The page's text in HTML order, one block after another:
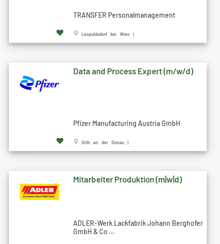
TRANSFER Personalmanagement
Leopoldsdorf bei Wien |
Data and Process Expert (m/w/d)
Pfizer Manufacturing Austria GmbH
Orth an der Donau |
Mitarbeiter Produktion (m|w|d)
ADLER-Werk Lackfabrik Johann Berghofer
GmbH & Co ...